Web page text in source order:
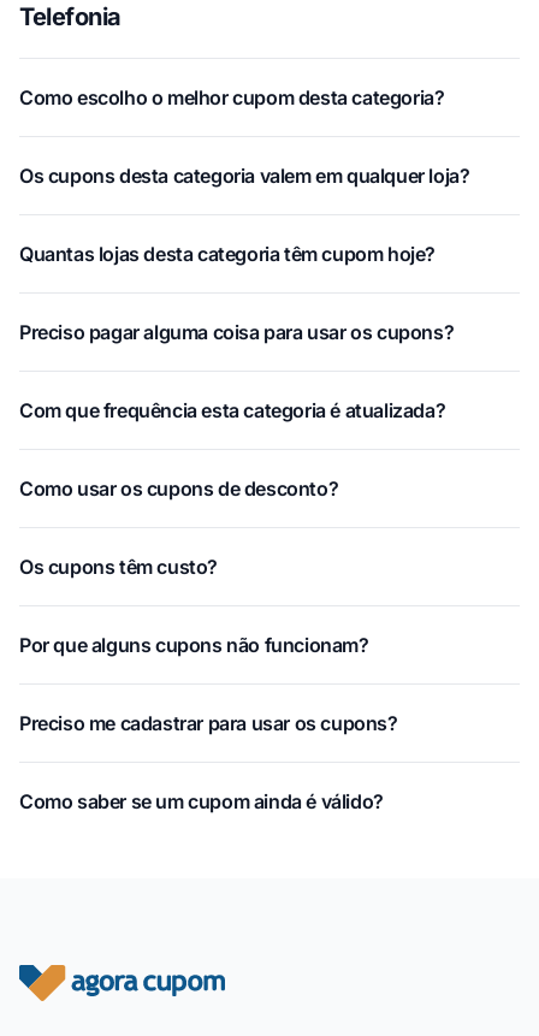
Telefonia
Como escolho o melhor cupom desta categoria?
Os cupons desta categoria valem em qualquer loja?
Quantas lojas desta categoria têm cupom hoje?
Preciso pagar alguma coisa para usar os cupons?
Com que frequência esta categoria é atualizada?
Como usar os cupons de desconto?
Os cupons têm custo?
Por que alguns cupons não funcionam?
Preciso me cadastrar para usar os cupons?
Como saber se um cupom ainda é válido?
Rodapé do site